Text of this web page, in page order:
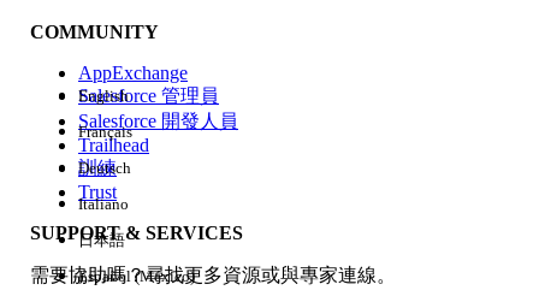
經驗
COMMUNITY
AppExchange
Salesforce 管理員
Salesforce 開發人員
Trailhead
訓練
Trust
SUPPORT & SERVICES
需要協助嗎？尋找更多資源或與專家連線。
English
Français
Deutsch
Italiano
日本語
Español (México)